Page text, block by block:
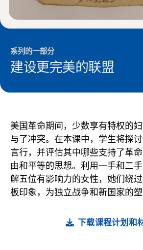
系列的一部分
建设更完美的联盟
美国革命期间，少数享有特权的
与了冲突。在本课中，学生将探
言行，并评估其中哪些支持了革
由和平等的思想。利用一手和二
解五位有影响力的女性，她们绕
板印象，为独立战争和新国家的塑
下载课程计划和